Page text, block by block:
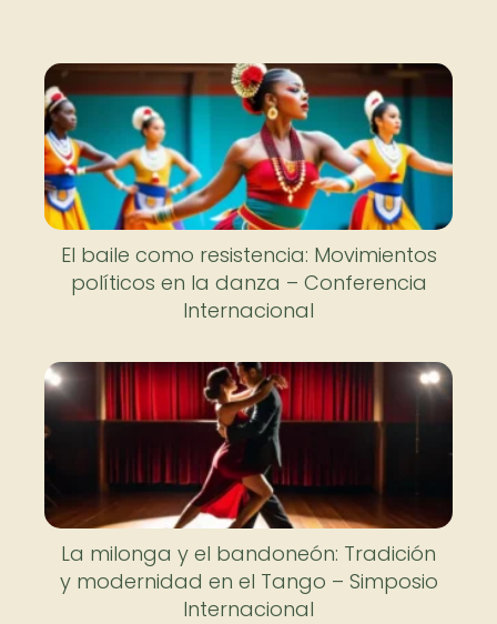
El baile como resistencia: Movimientos
políticos en la danza – Conferencia
Internacional
La milonga y el bandoneón: Tradición
y modernidad en el Tango – Simposio
Internacional